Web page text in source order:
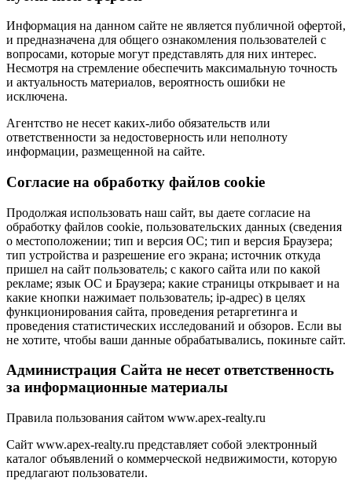
Информация на данном сайте не является публичной офертой,
и предназначена для общего ознакомления пользователей с
вопросами, которые могут представлять для них интерес.
Несмотря на стремление обеспечить максимальную точность
и актуальность материалов, вероятность ошибки не
исключена.
Агентство не несет каких-либо обязательств или
ответственности за недостоверность или неполноту
информации, размещенной на сайте.
Cогласие на обработку файлов cookie
Продолжая использовать наш сайт, вы даете согласие на
обработку файлов cookie, пользовательских данных (сведения
о местоположении; тип и версия ОС; тип и версия Браузера;
тип устройства и разрешение его экрана; источник откуда
пришел на сайт пользователь; с какого сайта или по какой
рекламе; язык ОС и Браузера; какие страницы открывает и на
какие кнопки нажимает пользователь; ip-адрес) в целях
функционирования сайта, проведения ретаргетинга и
проведения статистических исследований и обзоров. Если вы
не хотите, чтобы ваши данные обрабатывались, покиньте сайт.
Администрация Сайта не несет ответственность
за информационные материалы
Правила пользования сайтом www.apex-realty.ru
Сайт www.apex-realty.ru представляет собой электронный
каталог объявлений о коммерческой недвижимости, которую
предлагают пользователи.